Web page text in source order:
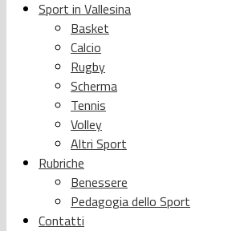
Sport in Vallesina
Basket
Calcio
Rugby
Scherma
Tennis
Volley
Altri Sport
Rubriche
Benessere
Pedagogia dello Sport
Contatti